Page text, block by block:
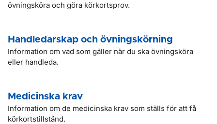
övningsköra och göra körkortsprov.
Handledarskap och övningskörning
Information om vad som gäller när du ska övningsköra
eller handleda.
Medicinska krav
Information om de medicinska krav som ställs för att få
körkortstillstånd.